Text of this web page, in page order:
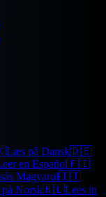
Læs på Dansk🇩🇪
en Español🇫🇮
Magyarul🇮🇹
på Norsk🇳🇱Lees in